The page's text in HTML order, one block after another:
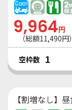
9,964円
（総額11,490円）
空枠数 1
【割増なし】